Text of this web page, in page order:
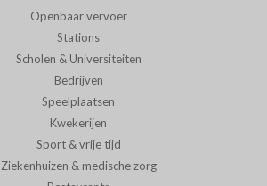
Openbaar vervoer
Stations
Scholen & Universiteiten
Bedrijven
Speelplaatsen
Kwekerijen
Sport & vrije tijd
Ziekenhuizen & medische zorg